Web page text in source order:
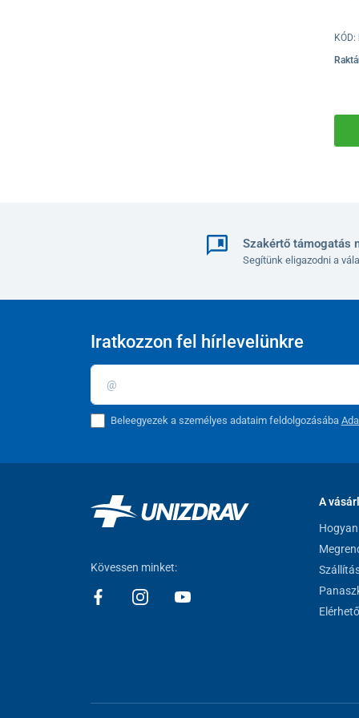
KÓD:
Szakértő támogatás
Segítünk eligazodni a
Iratkozzon fel hírlevelünkre
Beleegyezek a személyes adataim feldolgozásába
Kövessen minket:
A